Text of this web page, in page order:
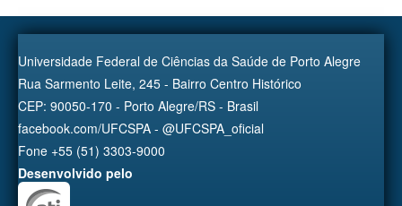
Universidade Federal de Ciências da Saúde de Porto Alegre
Rua Sarmento Leite, 245 - Bairro Centro Histórico
CEP: 90050-170 - Porto Alegre/RS - Brasil
facebook.com/UFCSPA - @UFCSPA_oficial
Fone +55 (51) 3303-9000
Desenvolvido pelo